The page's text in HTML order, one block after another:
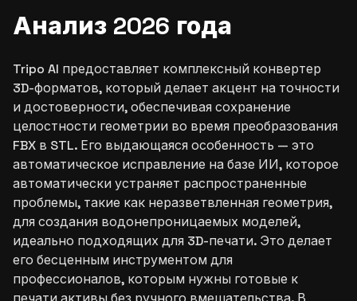
Анализ 2026 года
Tripo AI предоставляет комплексный конвертер
3D-форматов, который делает акцент на точности
и достоверности, обеспечивая сохранение
целостности геометрии во время преобразования
FBX в STL. Его выдающаяся особенность — это
автоматическое исправление на базе ИИ, которое
автоматически устраняет распространенные
проблемы, такие как неразветвленная геометрия,
для создания водонепроницаемых моделей,
идеально подходящих для 3D-печати. Это делает
его бесценным инструментом для
профессионалов, которым нужны готовые к